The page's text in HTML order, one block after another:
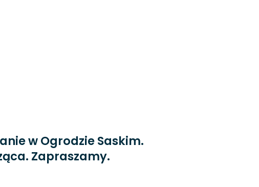
w Ogrodzie Saskim.
Zapraszamy.